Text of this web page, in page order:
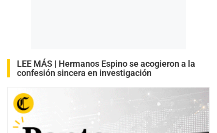
LEE MÁS | Hermanos Espino se acogieron a la
confesión sincera en investigación